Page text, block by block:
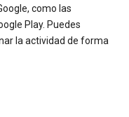
como las
Play. Puedes
la actividad de forma